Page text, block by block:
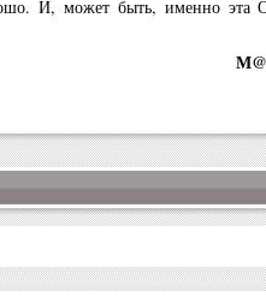
И, может быть, именно эта
М@